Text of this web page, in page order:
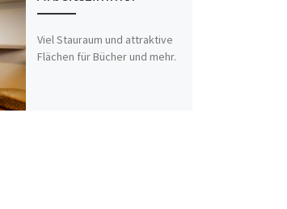
Viel Stauraum und attraktive
Flächen für Bücher und mehr.